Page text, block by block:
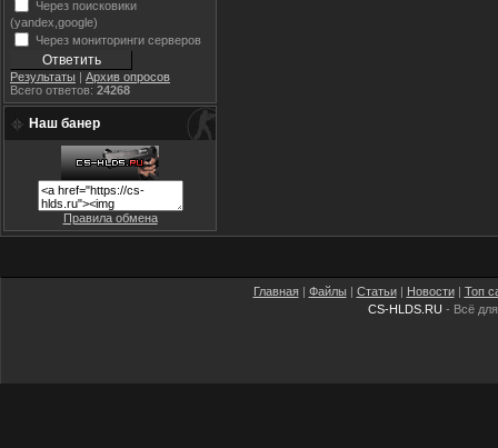
Через поисковики
(yandex,google)
Через мониторинги серверов
Результаты | Архив опросов
Всего ответов: 24268
Наш банер
Правила обмена
Главная| Файлы | Статьи| Новости| Топ
CS-HLDS.RU - Всё